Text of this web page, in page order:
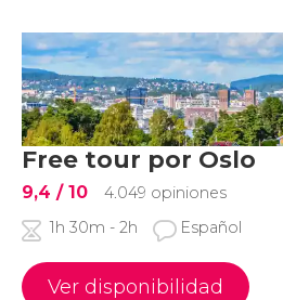
Free tour por Oslo
9,4 / 10
4.049 opiniones
1h 30m - 2h
Español
Ver disponibilidad